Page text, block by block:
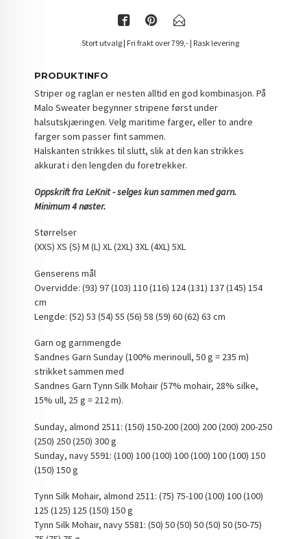
Stort utvalg | Fri frakt over 799,- | Rask levering
PRODUKTINFO
Striper og raglan er nesten alltid en god kombinasjon. På
Malo Sweater begynner stripene først under
halsutskjæringen. Velg maritime farger, eller to andre
farger som passer fint sammen.
Halskanten strikkes til slutt, slik at den kan strikkes
akkurat i den lengden du foretrekker.
Oppskrift fra LeKnit - selges kun sammen med garn.
Minimum 4 nøster.
Størrelser
(XXS) XS (S) M (L) XL (2XL) 3XL (4XL) 5XL
Genserens mål
Overvidde: (93) 97 (103) 110 (116) 124 (131) 137 (145) 154
cm
Lengde: (52) 53 (54) 55 (56) 58 (59) 60 (62) 63 cm
Garn og garnmengde
Sandnes Garn Sunday (100% merinoull, 50 g = 235 m)
strikket sammen med
Sandnes Garn Tynn Silk Mohair (57% mohair, 28% silke,
15% ull, 25 g = 212 m).
Sunday, almond 2511: (150) 150-200 (200) 200 (200) 200-250
(250) 250 (250) 300 g
Sunday, navy 5591: (100) 100 (100) 100 (100) 100 (100) 150
(150) 150 g
Tynn Silk Mohair, almond 2511: (75) 75-100 (100) 100 (100)
125 (125) 125 (150) 150 g
Tynn Silk Mohair, navy 5581: (50) 50 (50) 50 (50) 50 (50-75)